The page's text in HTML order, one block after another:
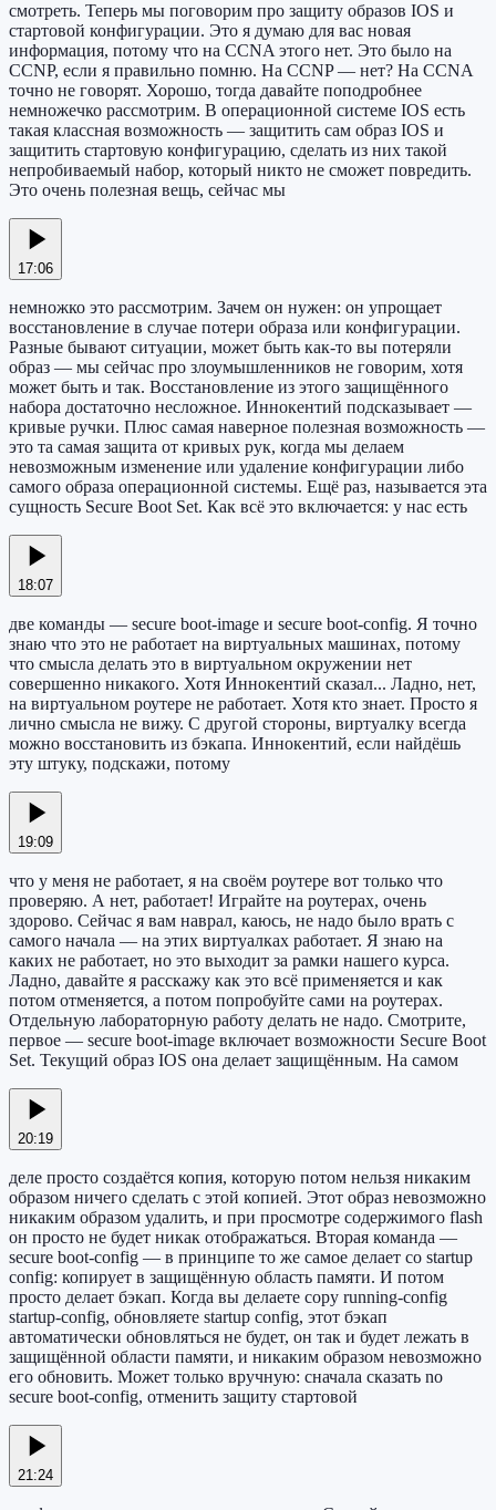
смотреть. Теперь мы поговорим про защиту образов IOS и
стартовой конфигурации. Это я думаю для вас новая
информация, потому что на CCNA этого нет. Это было на
CCNP, если я правильно помню. На CCNP — нет? На CCNA
точно не говорят. Хорошо, тогда давайте поподробнее
немножечко рассмотрим. В операционной системе IOS есть
такая классная возможность — защитить сам образ IOS и
защитить стартовую конфигурацию, сделать из них такой
непробиваемый набор, который никто не сможет повредить.
Это очень полезная вещь, сейчас мы
17:06
немножко это рассмотрим. Зачем он нужен: он упрощает
восстановление в случае потери образа или конфигурации.
Разные бывают ситуации, может быть как-то вы потеряли
образ — мы сейчас про злоумышленников не говорим, хотя
может быть и так. Восстановление из этого защищённого
набора достаточно несложное. Иннокентий подсказывает —
кривые ручки. Плюс самая наверное полезная возможность —
это та самая защита от кривых рук, когда мы делаем
невозможным изменение или удаление конфигурации либо
самого образа операционной системы. Ещё раз, называется эта
сущность Secure Boot Set. Как всё это включается: у нас есть
18:07
две команды — secure boot-image и secure boot-config. Я точно
знаю что это не работает на виртуальных машинах, потому
что смысла делать это в виртуальном окружении нет
совершенно никакого. Хотя Иннокентий сказал... Ладно, нет,
на виртуальном роутере не работает. Хотя кто знает. Просто я
лично смысла не вижу. С другой стороны, виртуалку всегда
можно восстановить из бэкапа. Иннокентий, если найдёшь
эту штуку, подскажи, потому
19:09
что у меня не работает, я на своём роутере вот только что
проверяю. А нет, работает! Играйте на роутерах, очень
здорово. Сейчас я вам наврал, каюсь, не надо было врать с
самого начала — на этих виртуалках работает. Я знаю на
каких не работает, но это выходит за рамки нашего курса.
Ладно, давайте я расскажу как это всё применяется и как
потом отменяется, а потом попробуйте сами на роутерах.
Отдельную лабораторную работу делать не надо. Смотрите,
первое — secure boot-image включает возможности Secure Boot
Set. Текущий образ IOS она делает защищённым. На самом
20:19
деле просто создаётся копия, которую потом нельзя никаким
образом ничего сделать с этой копией. Этот образ невозможно
никаким образом удалить, и при просмотре содержимого flash
он просто не будет никак отображаться. Вторая команда —
secure boot-config — в принципе то же самое делает со startup
config: копирует в защищённую область памяти. И потом
просто делает бэкап. Когда вы делаете copy running-config
startup-config, обновляете startup config, этот бэкап
автоматически обновляться не будет, он так и будет лежать в
защищённой области памяти, и никаким образом невозможно
его обновить. Может только вручную: сначала сказать no
secure boot-config, отменить защиту стартовой
21:24